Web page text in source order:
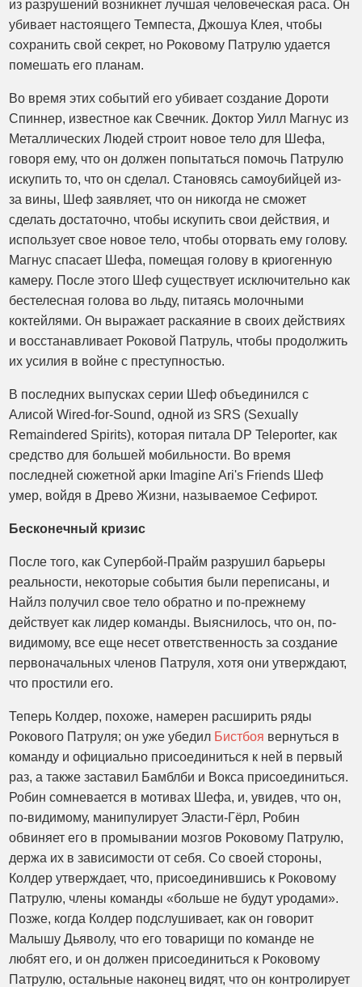
из разрушений возникнет лучшая человеческая раса. Он
убивает настоящего Темпеста, Джошуа Клея, чтобы
сохранить свой секрет, но Роковому Патрулю удается
помешать его планам.
Во время этих событий его убивает создание Дороти
Спиннер, известное как Свечник. Доктор Уилл Магнус из
Металлических Людей строит новое тело для Шефа,
говоря ему, что он должен попытаться помочь Патрулю
искупить то, что он сделал. Становясь самоубийцей из-
за вины, Шеф заявляет, что он никогда не сможет
сделать достаточно, чтобы искупить свои действия, и
использует свое новое тело, чтобы оторвать ему голову.
Магнус спасает Шефа, помещая голову в криогенную
камеру. После этого Шеф существует исключительно как
бестелесная голова во льду, питаясь молочными
коктейлями. Он выражает раскаяние в своих действиях
и восстанавливает Роковой Патруль, чтобы продолжить
их усилия в войне с преступностью.
В последних выпусках серии Шеф объединился с
Алисой Wired-for-Sound, одной из SRS (Sexually
Remaindered Spirits), которая питала DP Teleporter, как
средство для большей мобильности. Во время
последней сюжетной арки Imagine Ari's Friends Шеф
умер, войдя в Древо Жизни, называемое Сефирот.
Бесконечный кризис
После того, как Супербой-Прайм разрушил барьеры
реальности, некоторые события были переписаны, и
Найлз получил свое тело обратно и по-прежнему
действует как лидер команды. Выяснилось, что он, по-
видимому, все еще несет ответственность за создание
первоначальных членов Патруля, хотя они утверждают,
что простили его.
Теперь Колдер, похоже, намерен расширить ряды
Рокового Патруля; он уже убедил Бистбоя вернуться в
команду и официально присоединиться к ней в первый
раз, а также заставил Бамблби и Вокса присоединиться.
Робин сомневается в мотивах Шефа, и, увидев, что он,
по-видимому, манипулирует Эласти-Гёрл, Робин
обвиняет его в промывании мозгов Роковому Патрулю,
держа их в зависимости от себя. Со своей стороны,
Колдер утверждает, что, присоединившись к Роковому
Патрулю, члены команды «больше не будут уродами».
Позже, когда Колдер подслушивает, как он говорит
Малышу Дьяволу, что его товарищи по команде не
любят его, и он должен присоединиться к Роковому
Патрулю, остальные наконец видят, что он контролирует